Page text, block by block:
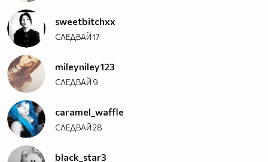
sweetbitchxx
СЛЕДВАЙ17
mileyniley123
СЛЕДВАЙ 9
caramel_waffle
СЛЕДВАЙ28
black_star3